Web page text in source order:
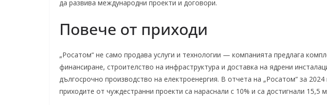
да развива международни проекти и договори.
Повече от приходи
„Росатом“ не само продава услуги и технологии — компанията предлага
финансиране, строителство на инфраструктура и доставка на ядрени
дългосрочно производство на електроенергия. В отчета на „Росатом“ за 2024
приходите от чуждестранни проекти са нараснали с 10% и са достигнали 15,5